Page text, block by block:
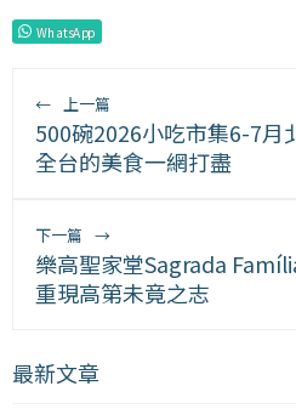
WhatsApp
← 上一篇
500碗2026小吃市集6-7月
全台的美食一網打盡
下一篇 →
樂高聖家堂Sagrada
重現高第未竟之志
最新文章